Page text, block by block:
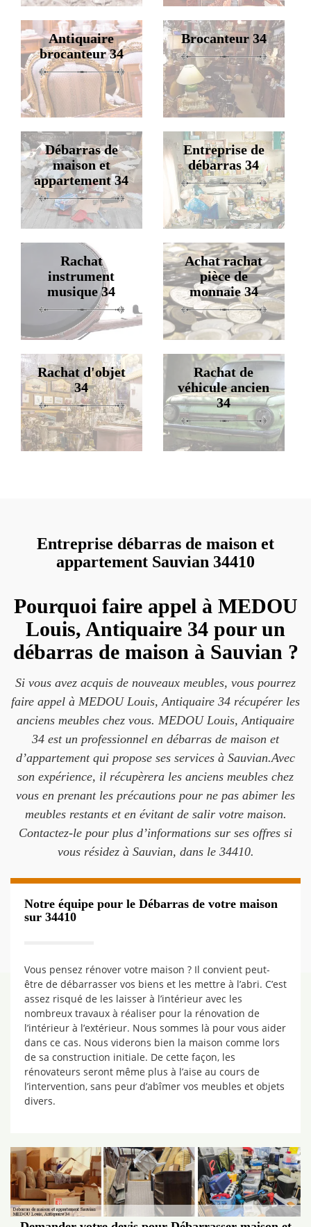
Antiquaire
brocanteur 34
Brocanteur 34
Débarras de
maison et
appartement 34
Entreprise de
débarras 34
Rachat
instrument
musique 34
Achat rachat
pièce de
monnaie 34
Rachat d'objet
34
Rachat de
véhicule ancien
34
Entreprise débarras de maison et
appartement Sauvian 34410
Pourquoi faire appel à MEDOU
Louis, Antiquaire 34 pour un
débarras de maison à Sauvian ?
Si vous avez acquis de nouveaux meubles, vous pourrez
faire appel à MEDOU Louis, Antiquaire 34 récupérer les
anciens meubles chez vous. MEDOU Louis, Antiquaire
34 est un professionnel en débarras de maison et
d’appartement qui propose ses services à Sauvian.Avec
son expérience, il récupèrera les anciens meubles chez
vous en prenant les précautions pour ne pas abimer les
meubles restants et en évitant de salir votre maison.
Contactez-le pour plus d’informations sur ses offres si
vous résidez à Sauvian, dans le 34410.
Notre équipe pour le Débarras de votre maison
sur 34410
Vous pensez rénover votre maison ? Il convient peut-
être de débarrasser vos biens et les mettre à l’abri. C’est
assez risqué de les laisser à l’intérieur avec les
nombreux travaux à réaliser pour la rénovation de
l’intérieur à l’extérieur. Nous sommes là pour vous aider
dans ce cas. Nous viderons bien la maison comme lors
de sa construction initiale. De cette façon, les
rénovateurs seront même plus à l’aise au cours de
l’intervention, sans peur d’abîmer vos meubles et objets
divers.